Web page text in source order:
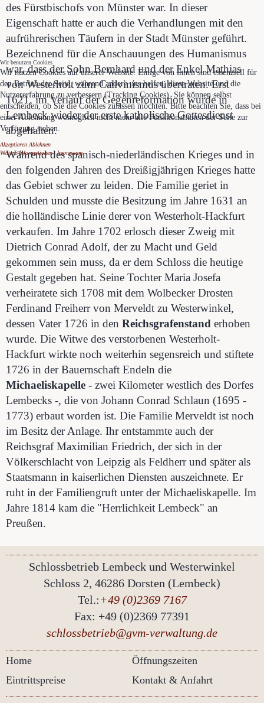
des Fürstbischofs von Münster war. In dieser
Eigenschaft hatte er auch die Verhandlungen mit den
aufrührerischen Täufern in der Stadt Münster geführt.
Bezeichnend für die Anschauungen des Humanismus
war, dass der Sohn Bernhard und der Enkel Mathias
von Westerholt zum Calivinismus übertraten. Erst
1621, im Verlauf der Gegenreformation wurde in
Lembeck wieder der erste katholische Gottesdienst
abgehalten.
Während des spanisch-niederländischen Krieges und in
den folgenden Jahren des Dreißigjährigen Krieges hatte
das Gebiet schwer zu leiden. Die Familie geriet in
Schulden und musste die Besitzung im Jahre 1631 an
die holländische Linie derer von Westerholt-Hackfurt
verkaufen. Im Jahre 1702 erlosch dieser Zweig mit
Dietrich Conrad Adolf, der zu Macht und Geld
gekommen sein muss, da er dem Schloss die heutige
Gestalt gegeben hat. Seine Tochter Maria Josefa
verheiratete sich 1708 mit dem Wolbecker Drosten
Ferdinand Freiherr von Merveldt zu Westerwinkel,
dessen Vater 1726 in den Reichsgrafenstand erhoben
wurde. Die Witwe des verstorbenen Westerholt-
Hackfurt wirkte noch weiterhin segensreich und stiftete
1726 in der Bauernschaft Endeln die
Michaeliskapelle - zwei Kilometer westlich des Dorfes
Lembecks -, die von Johann Conrad Schlaun (1695 -
1773) erbaut worden ist. Die Familie Merveldt ist noch
im Besitz der Anlage. Ihr entstammte auch der
Reichsgraf Maximilian Friedrich, der sich in der
Völkerschlacht von Leipzig als Feldherr und später als
Staatsmann in kaiserlichen Diensten auszeichnete. Er
ruht in der Familiengruft unter der Michaeliskapelle. Im
Jahre 1814 kam die "Herrlichkeit Lembeck" an
Preußen.
Schlossbetrieb Lembeck und Westerwinkel
Schloss 2, 46286 Dorsten (Lembeck)
Tel.:+49 (0)2369 7167
Fax: +49 (0)2369 77391
schlossbetrieb@gvm-verwaltung.de
Home
Öffnungszeiten
Eintrittspreise
Kontakt & Anfahrt
Wir benutzen Cookies
Wir nutzen Cookies auf unserer Website. Einige von ihnen sind essenziell für
den Betrieb der Seite, während andere uns helfen, diese Website und die
Nutzererfahrung zu verbessern (Tracking Cookies). Sie können selbst
entscheiden, ob Sie die Cookies zulassen möchten. Bitte beachten Sie, dass bei
einer Ablehnung womöglich nicht mehr alle Funktionalitäten der Seite zur
Verfügung stehen.
Akzeptieren Ablehnen
Weitere Informationen|Impressum